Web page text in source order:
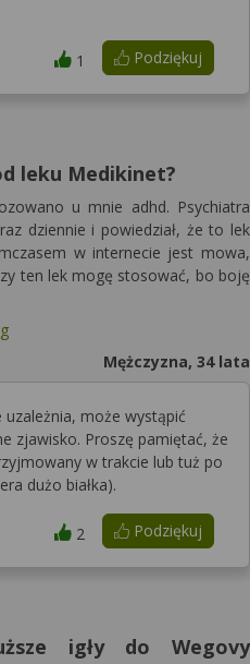
Podziękuj
1
leku Medikinet?
u mnie adhd. Psychiatra
dziennie i powiedział, że to lek
w internecie jest mowa,
ten lek mogę stosować, bo boję
Mężczyzna, 34 lata
może wystąpić
zjawisko. Proszę pamiętać, że
w trakcie lub tuż po
dużo białka).
Podziękuj
2
igły do Wegovy